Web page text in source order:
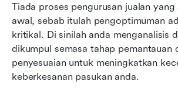
Tiada proses pengurusan jualan yang
awal, sebab itulah pengoptimuman
kritikal. Di sinilah anda menganalisis
dikumpul semasa tahap pemantauan
penyesuaian untuk meningkatkan
keberkesanan pasukan anda.